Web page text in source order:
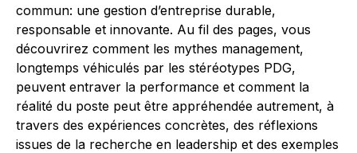
commun: une gestion d’entreprise durable,
responsable et innovante. Au fil des pages, vous
découvrirez comment les mythes management,
longtemps véhiculés par les stéréotypes PDG,
peuvent entraver la performance et comment la
réalité du poste peut être appréhendée autrement, à
travers des expériences concrètes, des réflexions
issues de la recherche en leadership et des exemples